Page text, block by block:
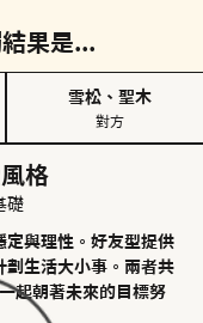
果是...
雪松、聖木
對方
格
礎
定與理性。好友型提供
劃生活大小事。兩者共
起朝著未來的目標努